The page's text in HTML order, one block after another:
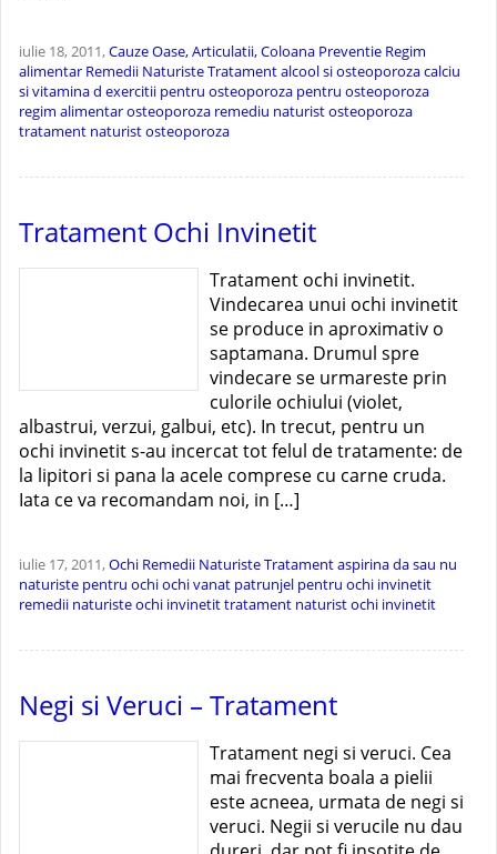
iulie 18, 2011,CauzeOase, Articulatii, Coloana Preventie Regim
alimentar Remedii NaturisteTratamentalcool si osteoporozacalciu
si vitamina d exercitii pentru osteoporoza pentru osteoporoza
regim alimentar osteoporoza remediu naturist osteoporoza
tratament naturist osteoporoza
Tratament Ochi Invinetit
Tratament ochi invinetit.
Vindecarea unui ochi invinetit
se produce in aproximativ o
saptamana. Drumul spre
vindecare se urmareste prin
culorile ochiului (violet,
albastrui, verzui, galbui, etc). In trecut, pentru un
ochi invinetit s-au incercat tot felul de tratamente: de
la lipitori si pana la acele comprese cu carne cruda.
Iata ce va recomandam noi, in […]
iulie 17, 2011,Ochi Remedii NaturisteTratamentaspirina da sau nu
naturiste pentru ochiochi vanat patrunjel pentru ochi invinetit
remedii naturiste ochi invinetittratament naturist ochi invinetit
Negi si Veruci – Tratament
Tratament negi si veruci. Cea
mai frecventa boala a pielii
este acneea, urmata de negi si
veruci. Negii si verucile nu dau